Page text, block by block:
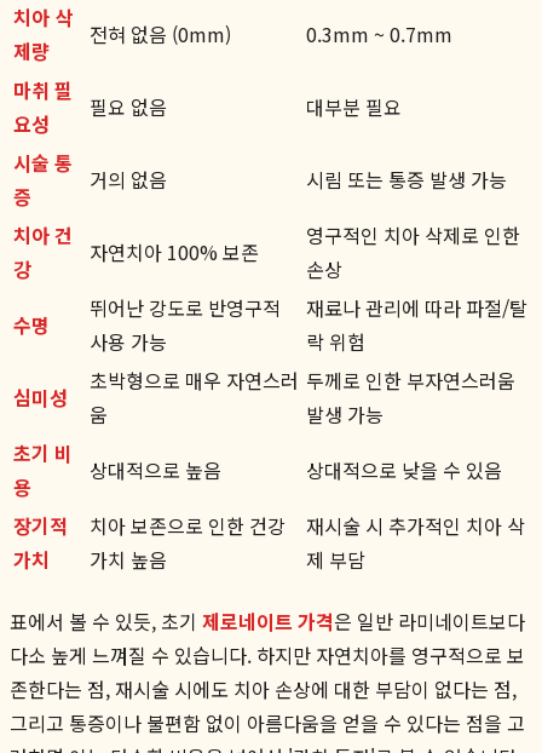
치아 삭
제량
전혀 없음 (0mm)
0.3mm ~ 0.7mm
마취 필
요성
필요 없음
대부분 필요
시술 통
증
거의 없음
시림 또는 통증 발생 가능
치아 건
강
자연치아 100% 보존
영구적인 치아 삭제로 인한
손상
수명
뛰어난 강도로 반영구적
사용 가능
재료나 관리에 따라 파절/탈
락 위험
심미성
초박형으로 매우 자연스러
움
두께로 인한 부자연스러움
발생 가능
초기 비
용
상대적으로 높음
상대적으로 낮을 수 있음
장기적
가치
치아 보존으로 인한 건강
가치 높음
재시술 시 추가적인 치아 삭
제 부담
표에서 볼 수 있듯, 초기 제로네이트 가격은 일반 라미네이트보다
다소 높게 느껴질 수 있습니다. 하지만 자연치아를 영구적으로 보
존한다는 점, 재시술 시에도 치아 손상에 대한 부담이 없다는 점,
그리고 통증이나 불편함 없이 아름다움을 얻을 수 있다는 점을 고